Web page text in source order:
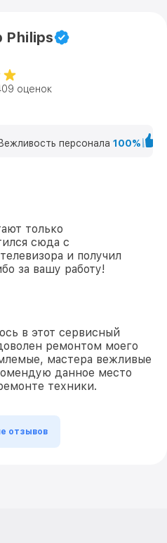
60
60 Philips от 1400₽
Philips
оценок
Вежливость персонала 100%
только
сюда с
и получил
за вашу работу!
в этот сервисный
ремонтом моего
мастера вежливые
данное место
техники.
отзывов